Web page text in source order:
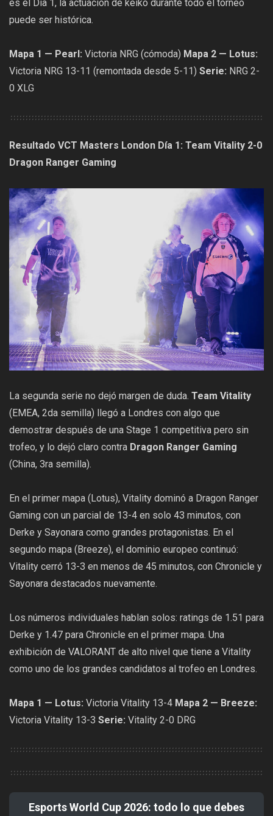
es el Día 1, la actuación de keiko durante todo el torneo
puede ser histórica.
Mapa 1 — Pearl: Victoria NRG (cómoda) Mapa 2 — Lotus:
Victoria NRG 13-11 (remontada desde 5-11) Serie: NRG 2-
0 XLG
Resultado VCT Masters London Día 1: Team Vitality 2-0
Dragon Ranger Gaming
La segunda serie no dejó margen de duda. Team Vitality
(EMEA, 2da semilla) llegó a Londres con algo que
demostrar después de una Stage 1 competitiva pero sin
trofeo, y lo dejó claro contra Dragon Ranger Gaming
(China, 3ra semilla).
En el primer mapa (Lotus), Vitality dominó a Dragon Ranger
Gaming con un parcial de 13-4 en solo 43 minutos, con
Derke y Sayonara como grandes protagonistas. En el
segundo mapa (Breeze), el dominio europeo continuó:
Vitality cerró 13-3 en menos de 45 minutos, con Chronicle y
Sayonara destacados nuevamente.
Los números individuales hablan solos: ratings de 1.51 para
Derke y 1.47 para Chronicle en el primer mapa. Una
exhibición de VALORANT de alto nivel que tiene a Vitality
como uno de los grandes candidatos al trofeo en Londres.
Mapa 1 — Lotus: Victoria Vitality 13-4 Mapa 2 — Breeze:
Victoria Vitality 13-3 Serie: Vitality 2-0 DRG
Esports World Cup 2026: todo lo que debes